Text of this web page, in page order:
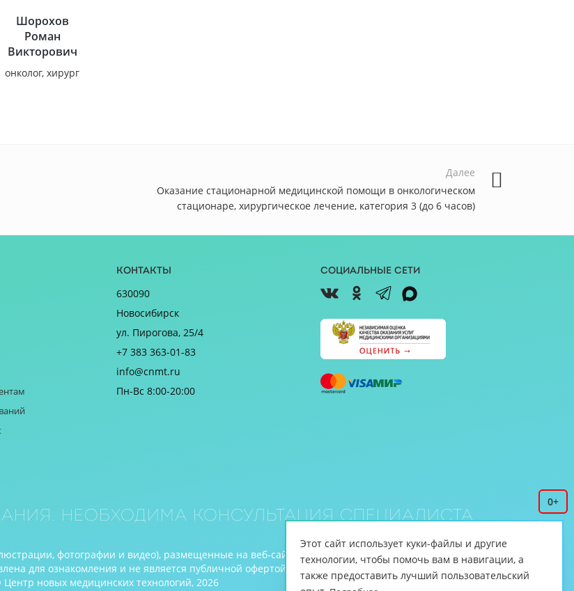
Шорохов
Роман
Викторович
онколог, хирург
Далее
Оказание стационарной медицинской помощи в онкологическом
стационаре, хирургическое лечение, категория 3 (до 6 часов)
Контакты
630090
Новосибирск
ул. Пирогова, 25/4
+7 383 363-01-83
info@cnmt.ru
Пн-Вс 8:00-20:00
Социальные сети
0+
Необходима консультация специалиста
фотографии и видео), размещенные на веб-сайте www.cnmt.ru, принадлежит ЦНМТ.
для ознакомления и не является публичной офертой (ст.435 ГК РФ, cт. 437 ГК РФ).
новых медицинских технологий, 2026
Этот сайт использует куки-файлы и другие
технологии, чтобы помочь вам в навигации, а
также предоставить лучший пользовательский